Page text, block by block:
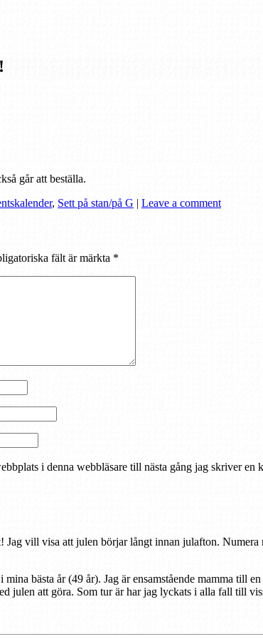
går att beställa.
, Sett på stan/på G | Leave a comment
fält är märkta *
i denna webbläsare till nästa gång jag skriver en
Jag vill visa att julen börjar långt innan julafton.
bästa år (49 år). Jag är ensamstående mamma
julen att göra. Som tur är har jag lyckats i alla fall till